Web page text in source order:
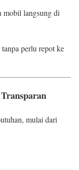
mobil langsung di
perlu repot ke
mulai dari